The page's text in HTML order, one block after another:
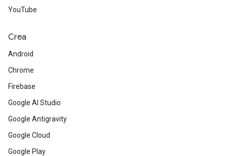
YouTube
Crea
Android
Chrome
Firebase
Google AI Studio
Google Antigravity
Google Cloud
Google Play